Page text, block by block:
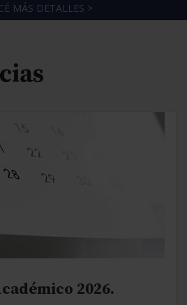
MÁS DETALLES >
2026.